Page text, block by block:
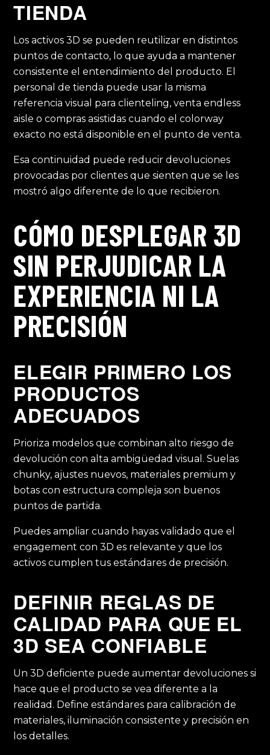
TIENDA
Los activos 3D se pueden reutilizar en distintos
puntos de contacto, lo que ayuda a mantener
consistente el entendimiento del producto. El
personal de tienda puede usar la misma
referencia visual para clienteling, venta endless
aisle o compras asistidas cuando el colorway
exacto no está disponible en el punto de venta.
Esa continuidad puede reducir devoluciones
provocadas por clientes que sienten que se les
mostró algo diferente de lo que recibieron.
CÓMO DESPLEGAR 3D
SIN PERJUDICAR LA
EXPERIENCIA NI LA
PRECISIÓN
ELEGIR PRIMERO LOS
PRODUCTOS
ADECUADOS
Prioriza modelos que combinan alto riesgo de
devolución con alta ambigüedad visual. Suelas
chunky, ajustes nuevos, materiales premium y
botas con estructura compleja son buenos
puntos de partida.
Puedes ampliar cuando hayas validado que el
engagement con 3D es relevante y que los
activos cumplen tus estándares de precisión.
DEFINIR REGLAS DE
CALIDAD PARA QUE EL
3D SEA CONFIABLE
Un 3D deficiente puede aumentar devoluciones si
hace que el producto se vea diferente a la
realidad. Define estándares para calibración de
materiales, iluminación consistente y precisión en
los detalles.